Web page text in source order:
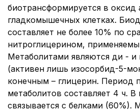
биотрансформируется в оксид
гладкомышечных клетках.
составляет не более 10% по
нитроглицерином,
Метаболитами являются ди -
(активен лишь изосорбид-5-
конечным – глицерин. Период
метаболитов составляет 4 ч. В
связывается с белками (60%).